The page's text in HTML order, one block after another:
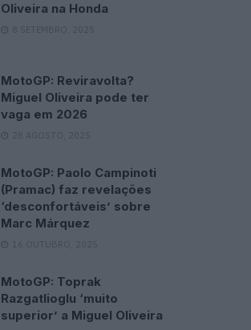
Oliveira na Honda
8 SETEMBRO, 2025
MotoGP: Reviravolta?
Miguel Oliveira pode ter
vaga em 2026
28 AGOSTO, 2025
MotoGP: Paolo Campinoti
(Pramac) faz revelações
‘desconfortáveis’ sobre
Marc Márquez
16 OUTUBRO, 2025
MotoGP: Toprak
Razgatlioglu ‘muito
superior’ a Miguel Oliveira